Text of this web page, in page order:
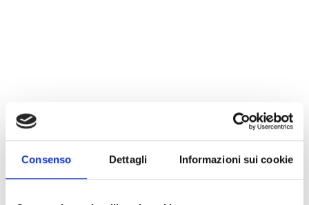
Consenso Dettagli Informazioni sui cookie